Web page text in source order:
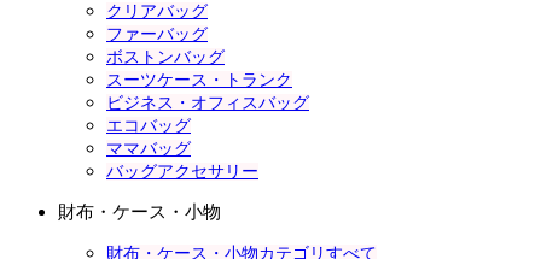
クリアバッグ
ファーバッグ
ボストンバッグ
スーツケース・トランク
ビジネス・オフィスバッグ
エコバッグ
ママバッグ
バッグアクセサリー
財布・ケース・小物
財布・ケース・小物カテゴリすべて